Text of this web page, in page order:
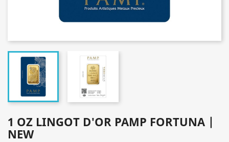
1 OZ LINGOT D'OR PAMP FORTUNA |
NEW